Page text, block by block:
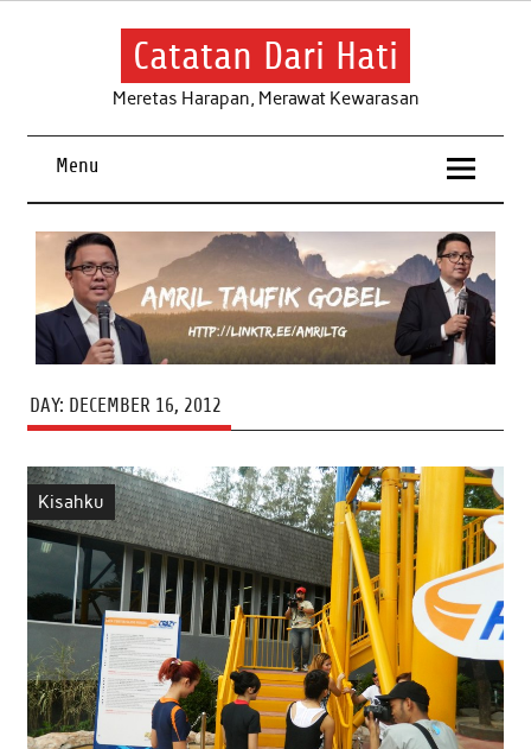
Skip
Catatan Dari Hati
Meretas Harapan, Merawat Kewarasan
Menu
DAY: DECEMBER 16, 2012
Kisahku